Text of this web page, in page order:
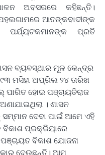
ଅବସରରେ କହିଛନ୍ତି।
ଆତଙ୍କବାଦୀଙ୍କ
ପ୍ରତି
ବ୍ୟବସ୍ଥାର ମୂଳ କେନ୍ଦ୍ର
ମସିହା ଅପ୍ରିଲ ୨୪ ତାରିଖ
ହୋଇ ପଞ୍ଚାୟତିରାଜ
। ଶାସନ
ଦେବା ପାଇଁ ଆମେ ଏହି
ବିକାଶ ପ୍ରକ୍ରିୟାରେ
ବିକାଶ ଯୋଜନା
ଦେଉଛନ୍ତି। ଆମ